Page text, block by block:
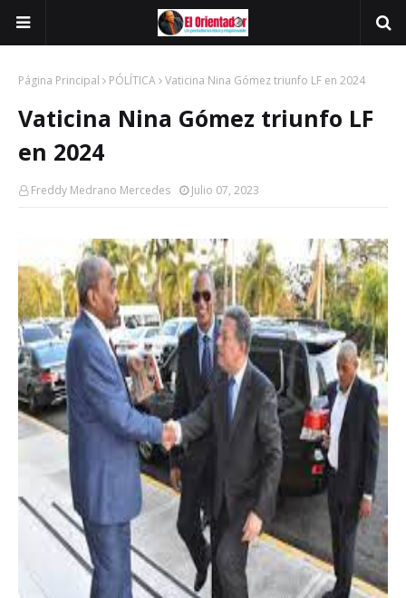
Página Principal PÓLÍTICA Vaticina Nina Gómez triunfo LF en 2024
Vaticina Nina Gómez triunfo LF
en 2024
Freddy Medrano Mercedes Julio 07, 2023